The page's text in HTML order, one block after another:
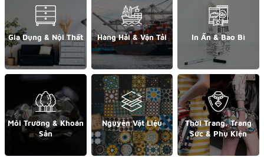
Gia Dụng & Nội Thất Hàng Hải & Vận Tải In Ấn & Bao Bì
Môi Trường & Khoán
Sản
Nguyên Vật Liệu
Thời Trang, Trang
Sức & Phụ Kiện